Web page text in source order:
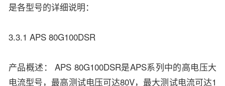
是各型号的详细说明：
3.3.1 APS 80G100DSR
产品概述： APS 80G100DSR是APS系列中的高电压大
电流型号，最高测试电压可达80V，最大测试电流可达1